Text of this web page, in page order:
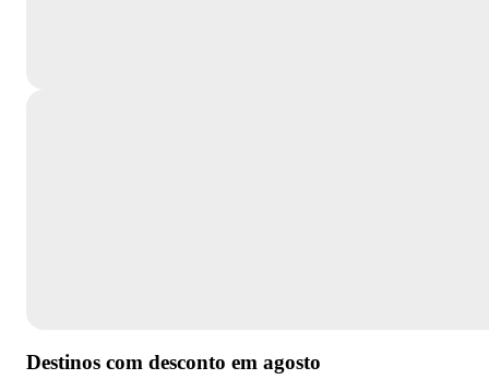
Destinos com desconto em agosto